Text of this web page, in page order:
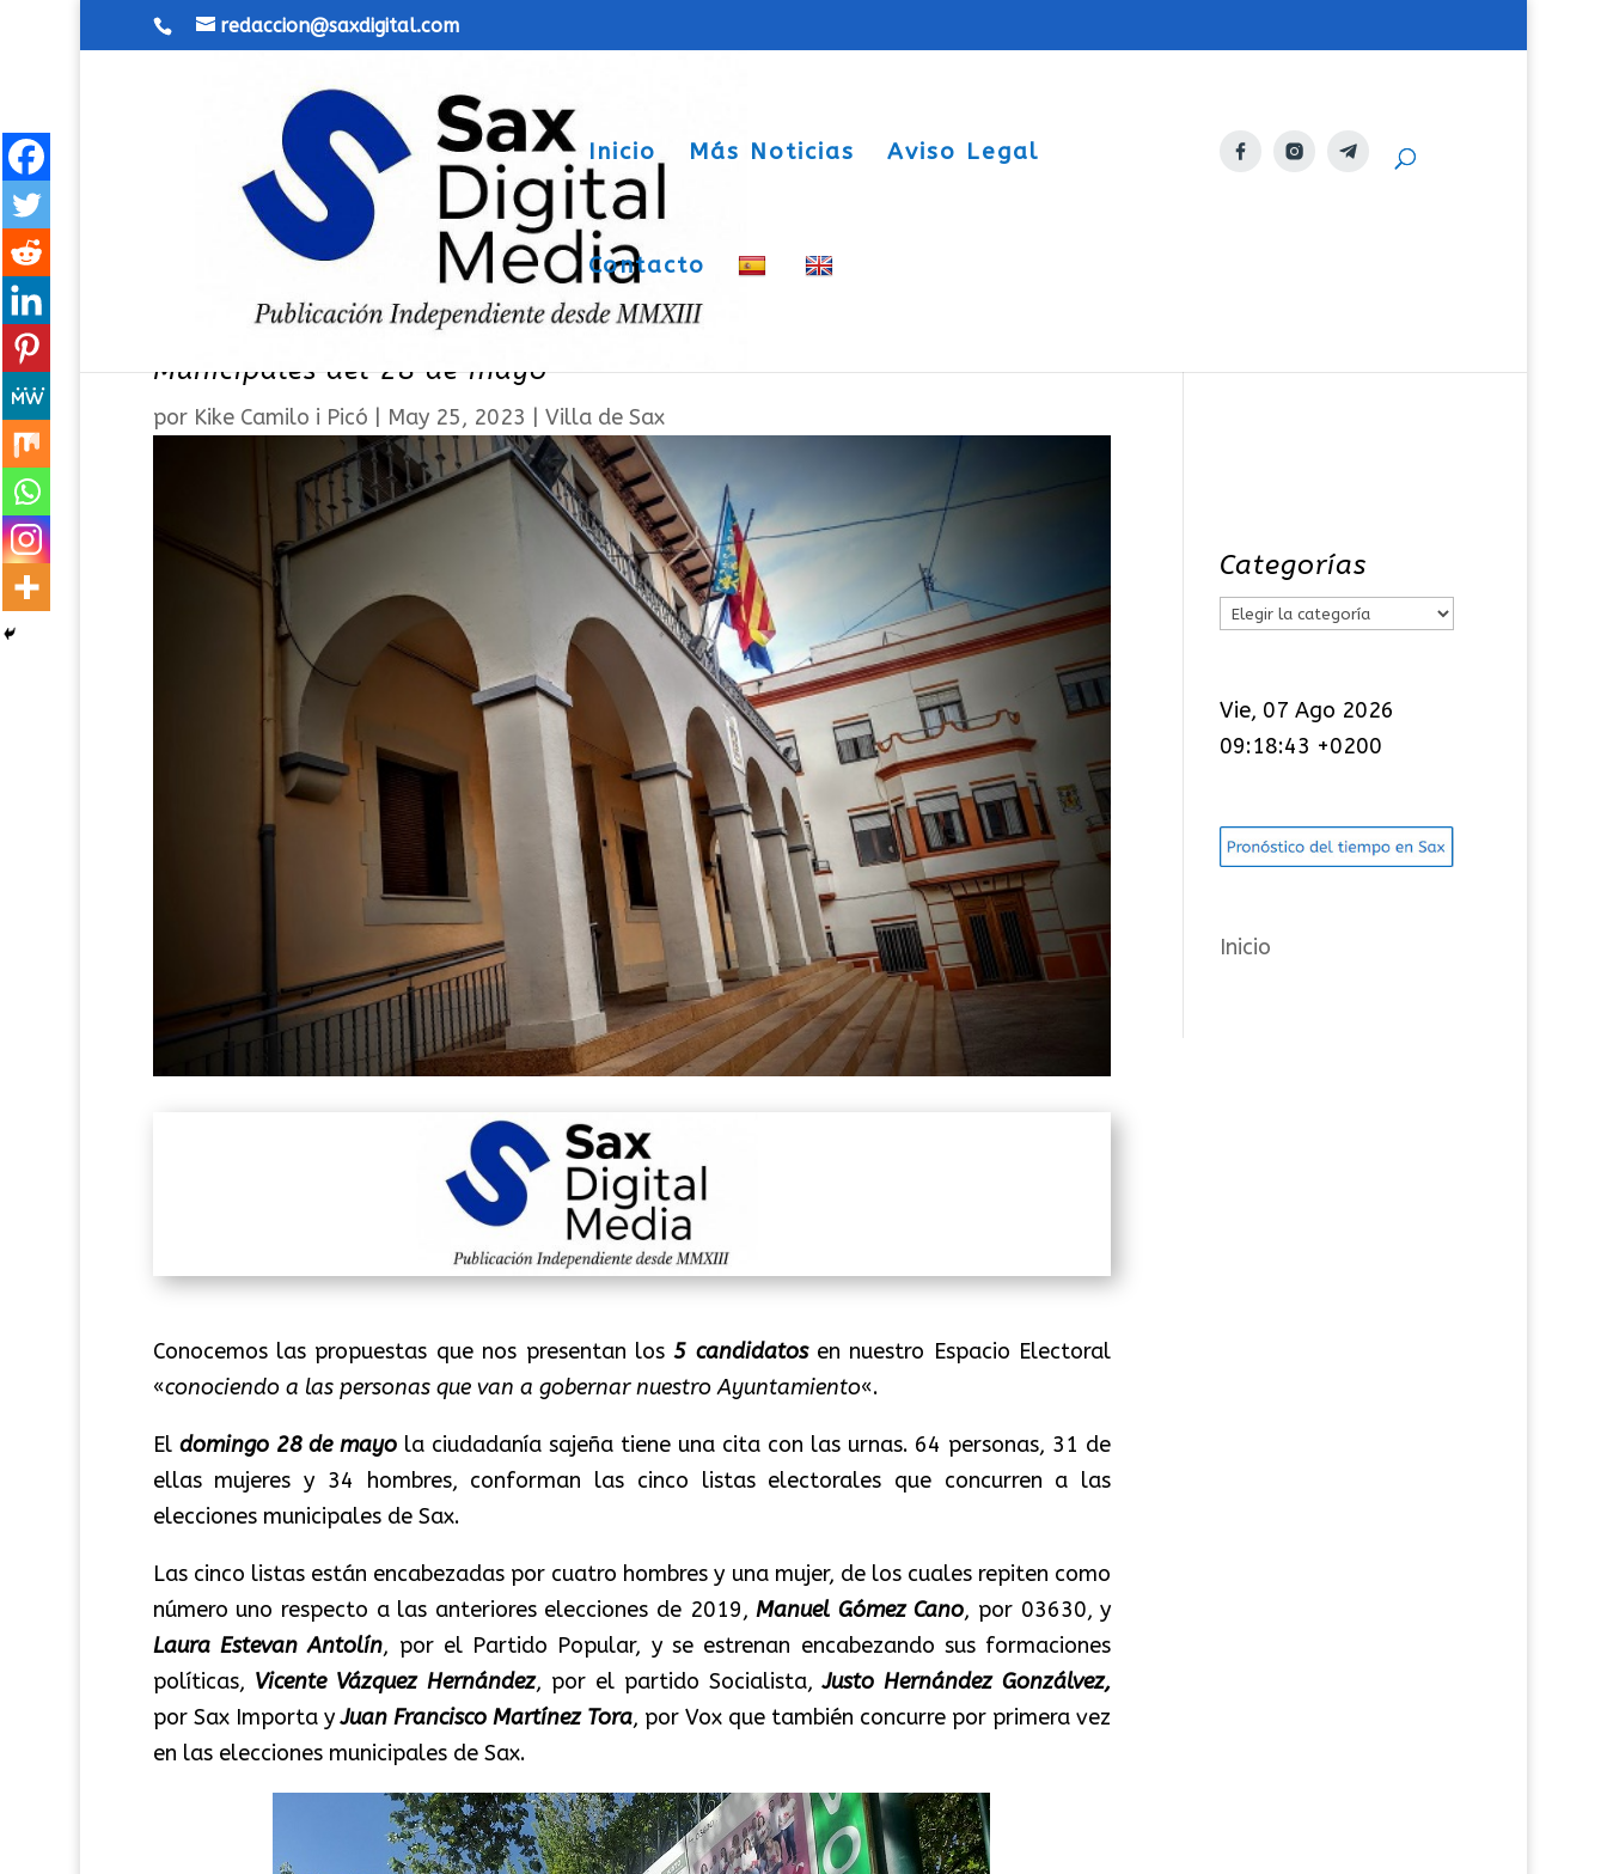
redaccion@saxdigital.com
Inicio Más Noticias Aviso Legal
Contacto
La villa de Sax muestra a sus candidatos para las Elecciones
Municipales del 28 de mayo
por Kike Camilo i Picó May 25, 2023 Villa de Sax
Conocemos las propuestas que nos presentan los5 candidatosen nuestro Espacio Electoral
«conociendo a las personas que van a gobernar nuestro Ayuntamiento«.
El domingo 28 de mayo la ciudadanía sajeña tiene una cita con las urnas. 64 personas, 31 de
ellas mujeres y 34 hombres, conforman las cinco listas electorales que concurren a las
elecciones municipales de Sax.
Las cinco listas están encabezadas por cuatro hombres y una mujer, de los cuales repiten como
número uno respecto a las anteriores elecciones de 2019,Manuel Gómez Cano, por 03630, y
Laura Estevan Antolín, por el Partido Popular, y se estrenan encabezando sus formaciones
políticas, Vicente Vázquez Hernández, por el partido Socialista,Justo Hernández Gonzálvez,
por Sax Importa yJuan Francisco Martínez Tora, por Vox que también concurre por primera vez
en las elecciones municipales de Sax.
Categorías
C
e
g
r
í
s
Vie, 07 Ago 2026
09:18:44 +0200
Inicio